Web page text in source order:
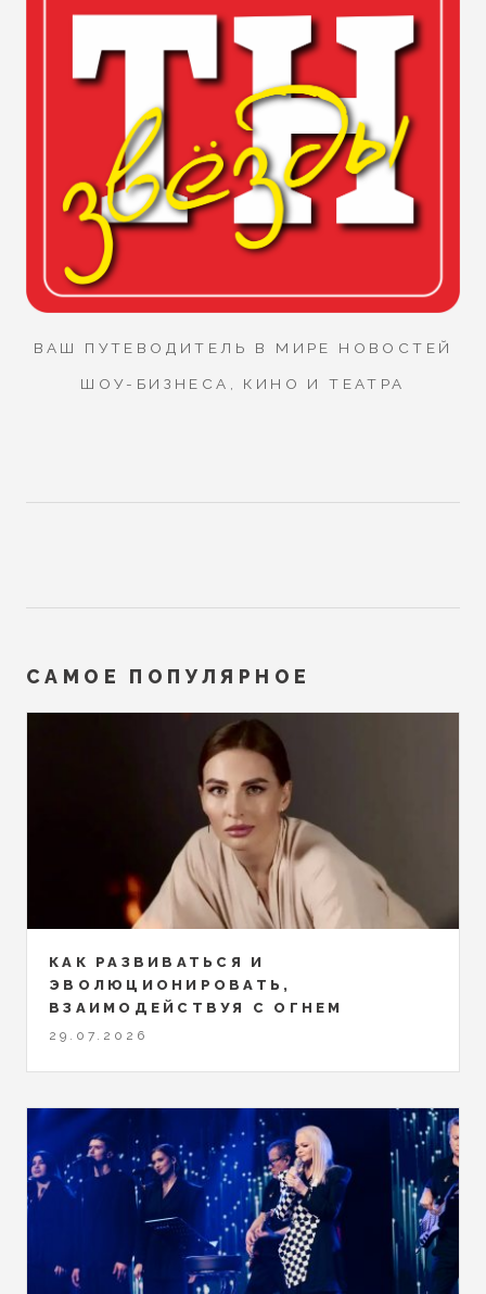
ВАШ ПУТЕВОДИТЕЛЬ В МИРЕ НОВОСТЕЙ
ШОУ-БИЗНЕСА, КИНО И ТЕАТРА
САМОЕ ПОПУЛЯРНОЕ
КАК РАЗВИВАТЬСЯ И
ЭВОЛЮЦИОНИРОВАТЬ,
ВЗАИМОДЕЙСТВУЯ С ОГНЕМ
29.07.2026